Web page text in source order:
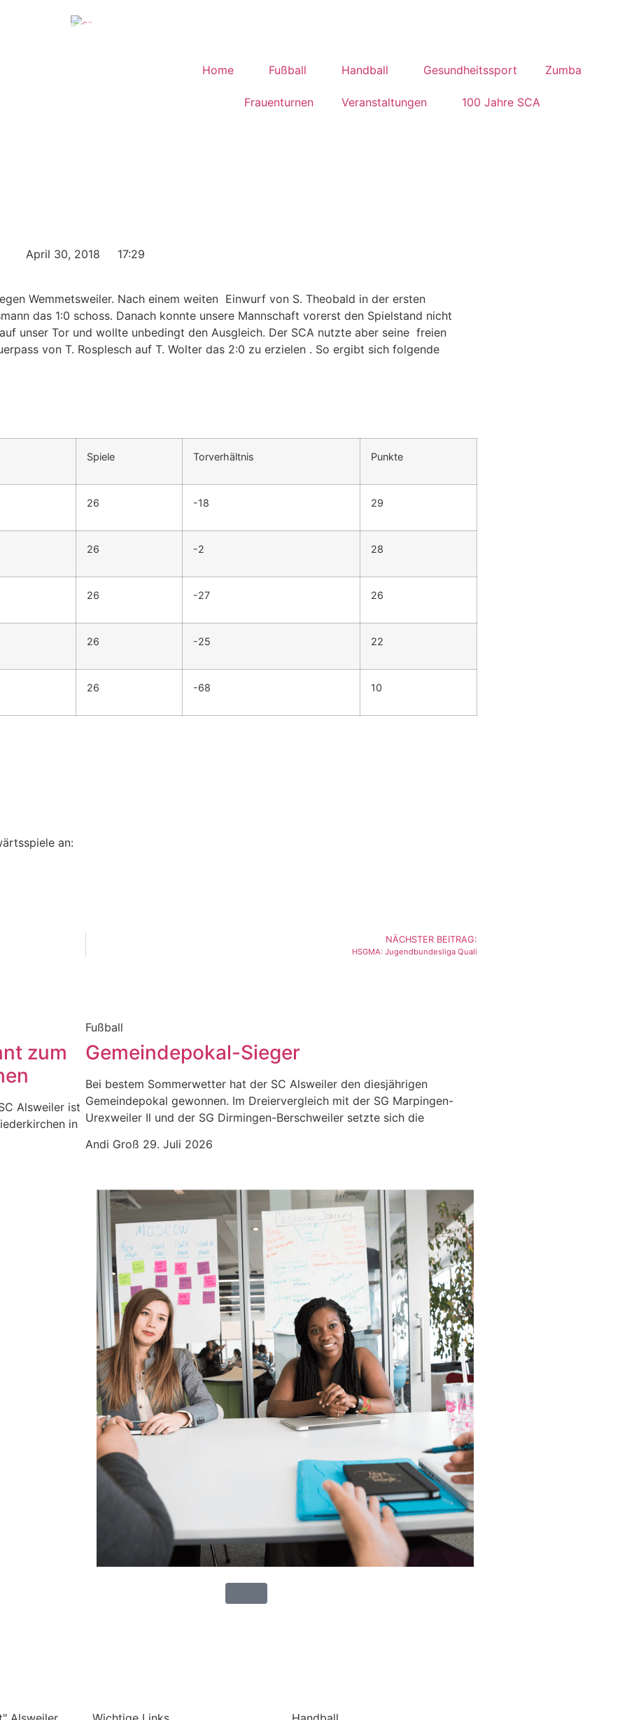
Home Fußball Handball Gesundheitssport Zumba
Frauenturnen Veranstaltungen 100 Jahre SCA
April 30, 2018 17:29
Wemmetsweiler. Nach einem weiten Einwurf von S. Theobald in der ersten
das 1:0 schoss. Danach konnte unsere Mannschaft vorerst den Spielstand nicht
unser Tor und wollte unbedingt den Ausgleich. Der SCA nutzte aber seine freien
von T. Rosplesch auf T. Wolter das 2:0 zu erzielen . So ergibt sich folgende
Spiele Torverhältnis Punkte
26 -18 29
26 -2 28
26 -27 26
26 -25 22
26 -68 10
an:
NÄCHSTER BEITRAG:
HSGMA: Jugendbundesliga Quali
zum
Alsweiler ist
in
Fußball
Gemeindepokal-Sieger
Bei bestem Sommerwetter hat der SC Alsweiler den diesjährigen
Gemeindepokal gewonnen. Im Dreiervergleich mit der SG Marpingen-
Urexweiler Il und der SG Dirmingen-Berschweiler setzte sich die
Andi Groß 29. Juli 2026